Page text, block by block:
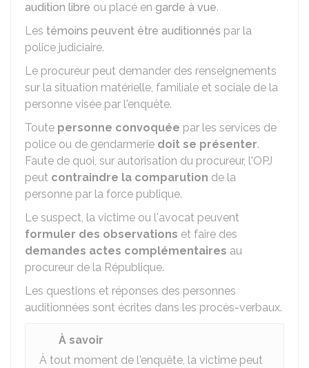
audition libre ou placé en garde à vue.
Les témoins peuvent être auditionnés par la
police judiciaire.
Le procureur peut demander des renseignements
sur la situation matérielle, familiale et sociale de la
personne visée par l'enquête.
Toute personne convoquée par les services de
police ou de gendarmerie doit se présenter.
Faute de quoi, sur autorisation du procureur, l'OPJ
peut contraindre la comparution de la
personne par la force publique.
Le suspect, la victime ou l'avocat peuvent
formuler des observations et faire des
demandes actes complémentaires au
procureur de la République.
Les questions et réponses des personnes
auditionnées sont écrites dans les procès-verbaux.
À savoir
À tout moment de l'enquête, la victime peut